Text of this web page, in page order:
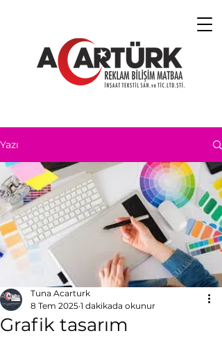
Yazı
Grafik tasarım
Tuna Acarturk
8 Tem 2025 1 dakikada okunur